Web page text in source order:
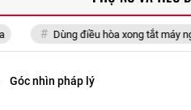
hòa xong tắt máy ngay là sai, bấm
Góc nhìn pháp lý